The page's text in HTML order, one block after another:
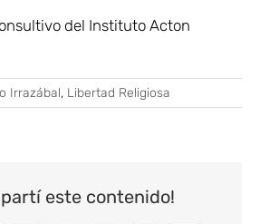
del Instituto Acton
Irrazábal, Libertad Religiosa
este contenido!